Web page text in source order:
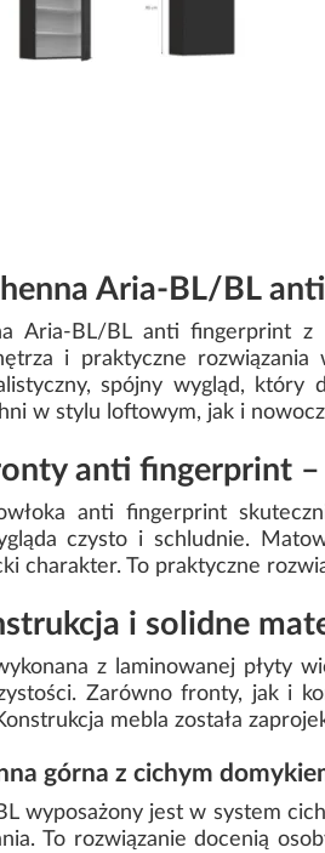
Aria-BL/BL
Aria-BL/BL anti fingerprint
i praktyczne
spójny wygląd,
w stylu loftowym, jak i
anti fingerprint
anti fingerprint
czysto i schludnie.
charakter. To praktyczne
i solidne
z laminowanej płyty
Zarówno fronty, jak i
mebla została
górna z cichym
wyposażony jest w system
To rozwiązanie docenią